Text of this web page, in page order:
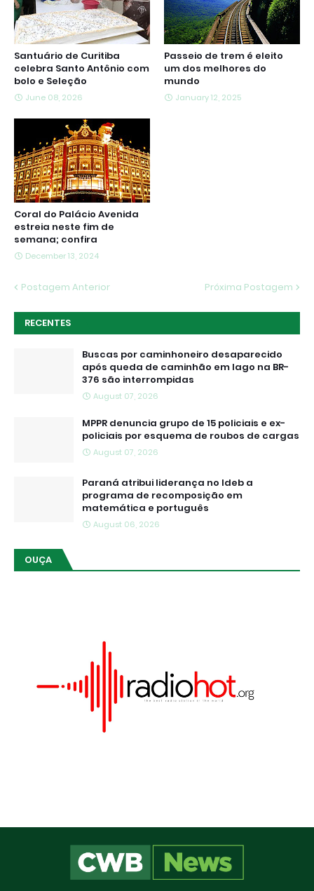
Santuário de Curitiba
celebra Santo Antônio com
bolo e Seleção
June 08, 2026
Passeio de trem é eleito
um dos melhores do
mundo
January 12, 2025
Coral do Palácio Avenida
estreia neste fim de
semana; confira
December 13, 2024
Postagem Anterior Próxima Postagem
RECENTES
Buscas por caminhoneiro desaparecido
após queda de caminhão em lago na BR-
376 são interrompidas
August 07, 2026
MPPR denuncia grupo de 15 policiais e ex-
policiais por esquema de roubos de cargas
August 07, 2026
Paraná atribui liderança no Ideb a
programa de recomposição em
matemática e português
August 06, 2026
OUÇA
Este site utiliza cookies para melhorar sua
experiência e fornecer serviços personalizados. Ao